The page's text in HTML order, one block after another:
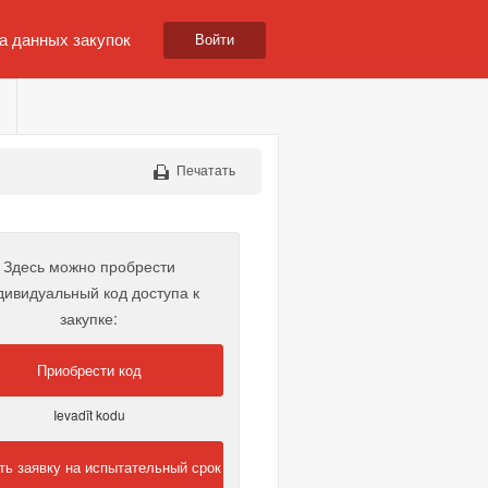
данных закупок Войти
Печатать
Здесь можно пробрести
код доступа к
закупке:
Приобрести код
Ievadīt kodu
заявку на испытательный срок